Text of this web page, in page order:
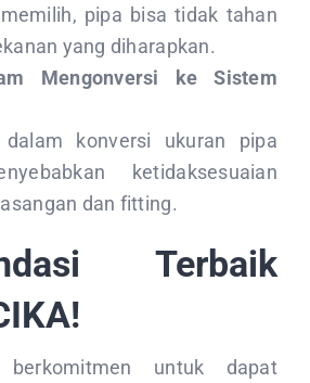
pipa bisa tidak tahan
yang diharapkan.
Mengonversi ke Sistem
dalam konversi ukuran pipa
ketidaksesuaian
dan fitting.
Terbaik
untuk dapat